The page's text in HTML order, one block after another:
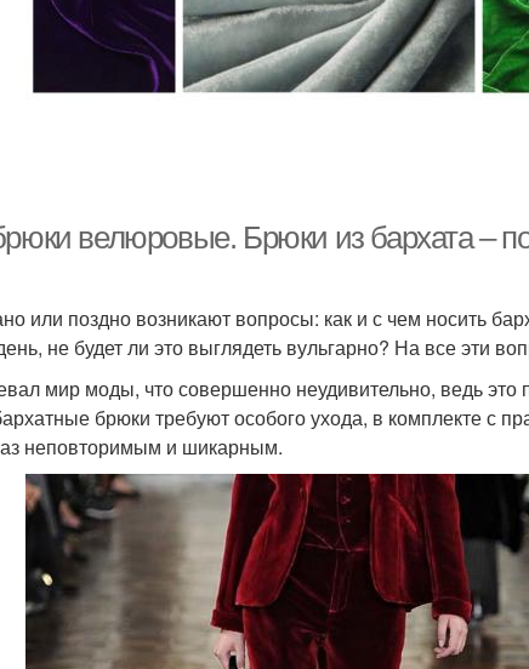
велюровые. Брюки из бархата –
или поздно возникают вопросы: как и с чем носить
не будет ли это выглядеть вульгарно? На все эти
мир моды, что совершенно неудивительно, ведь это
брюки требуют особого ухода, в комплекте с
неповторимым и шикарным.